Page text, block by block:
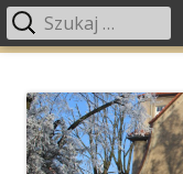
treści
Menu